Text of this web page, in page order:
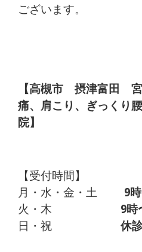
ございます。
【高槻市 摂津富田
痛、肩こり、ぎっ くり
院】
【受付時間】
月・水・金・土
9
火・木
9時
日・祝 休